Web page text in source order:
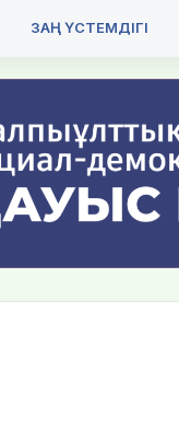
ЗАҢ ҮСТЕМДІГІ